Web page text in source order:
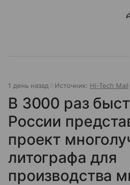
1 день назад Источник: Hi-Tech Mail
В 3000 раз
России
проект
литографа для
производства